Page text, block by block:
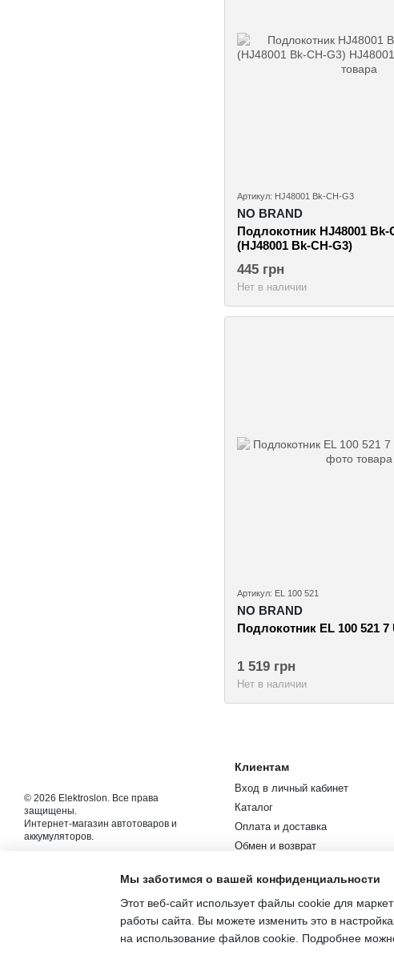
Артикул: HJ48001 Bk-CH-G3
NO BRAND
Подлокотник HJ48001 Bk-
(HJ48001 Bk-CH-G3)
445 грн
Нет в наличии
Артикул: EL 100 521
NO BRAND
Подлокотник EL 100 521 7
1 519 грн
Нет в наличии
© 2026 Elektroslon. Все права
защищены.
Интернет-магазин автотоваров и
аккумуляторов.
Клиентам
Вход в личный кабинет
Каталог
Оплата и доставка
Обмен и возврат
Новости и статьи
Пользовательское соглашение
Мы заботимся о вашей конфиденциальности
Этот веб-сайт использует файлы cookie для
работы сайта. Вы можете изменить это в
на использование файлов cookie. Подробнее